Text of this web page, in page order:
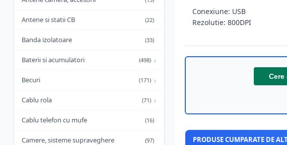
Antene si statii CB (22)
Banda izolatoare (33)
Baterii si acumulatori (498) ›
Becuri (171) ›
Cablu rola (71) ›
Cablu telefon cu mufe (16)
Camere, sisteme supraveghere (97)
Conexiune: USB
Rezolutie: 800DPI
PRODUSE CUMPARATE DE